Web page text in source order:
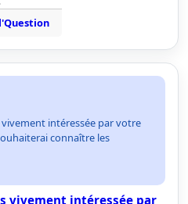
intéressée par votre
connaître les
vivement intéressée par